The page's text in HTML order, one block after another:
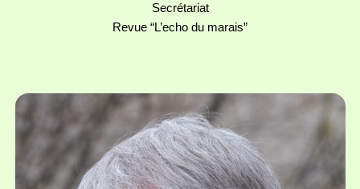
Secrétariat
Revue “L’echo du marais”